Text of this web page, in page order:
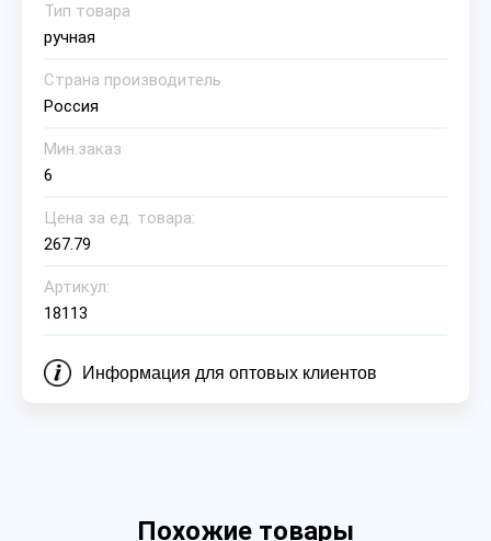
Тип товара
ручная
Страна производитель
Россия
Мин.заказ
6
Цена за ед. товара:
267.79
Артикул:
18113
Информация для оптовых клиентов
Похожие товары